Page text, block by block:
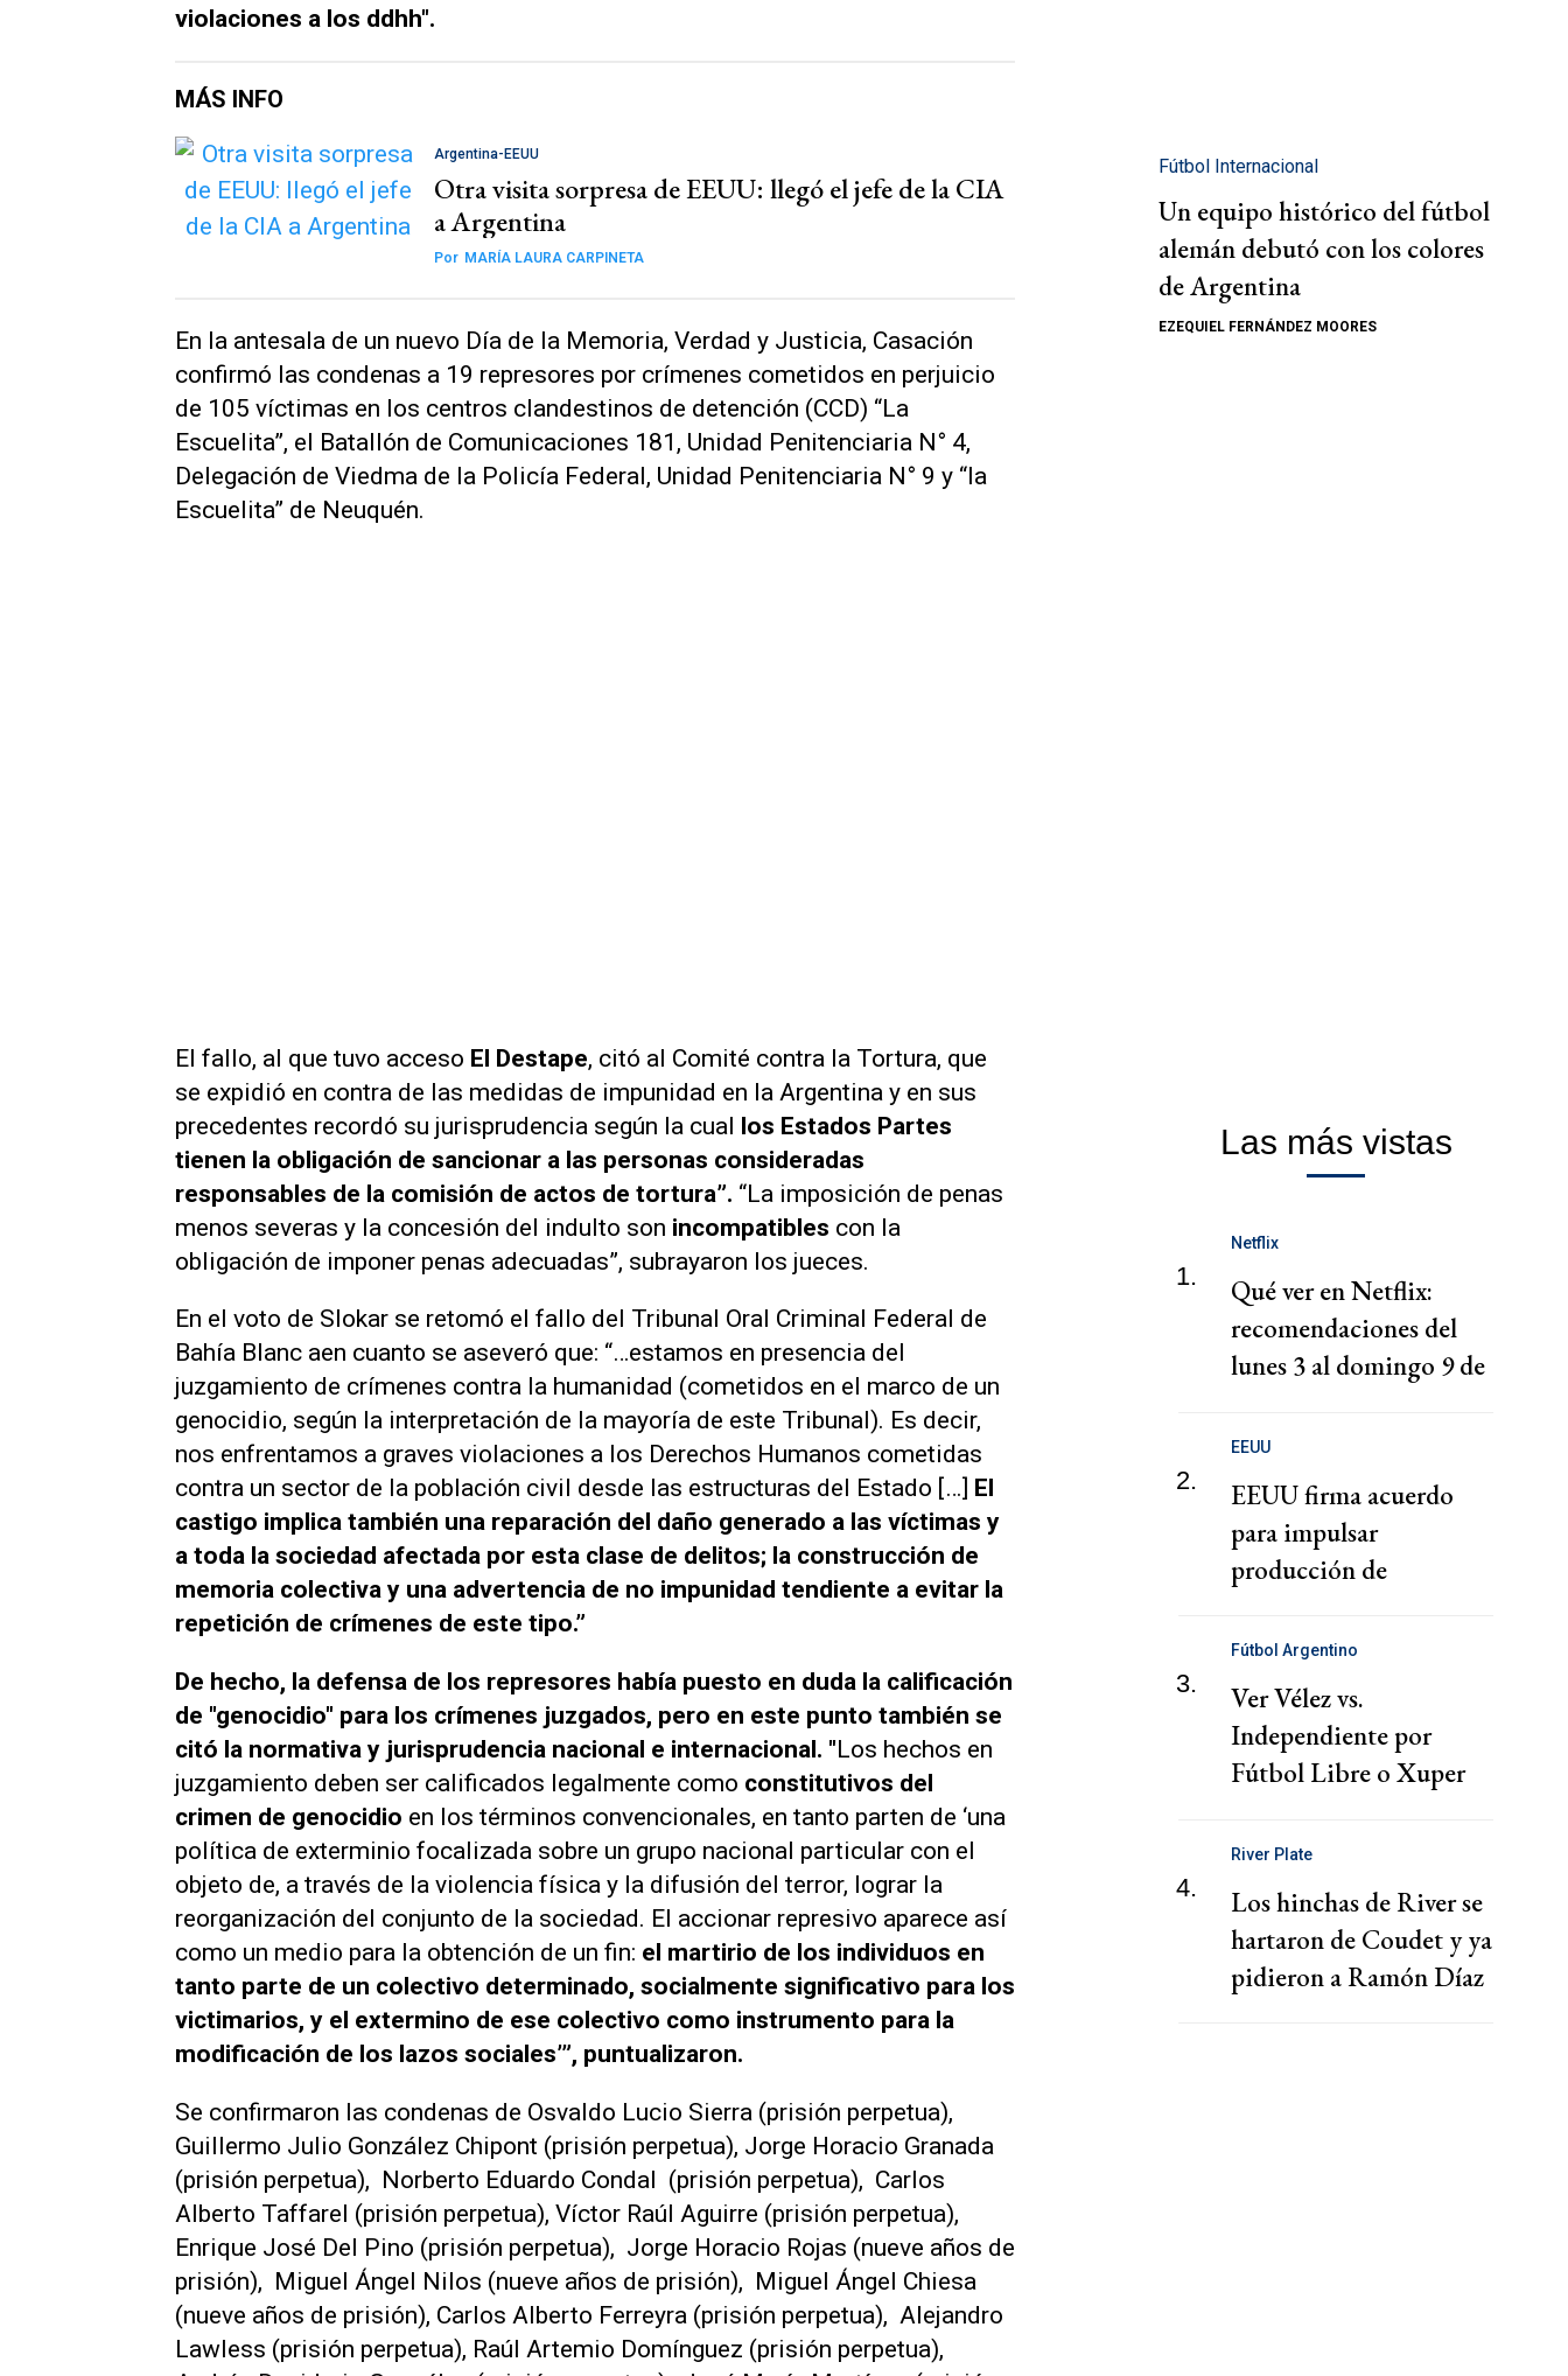
violaciones a los ddhh".
MÁS INFO
Argentina-EEUU
Otra visita sorpresa de EEUU: llegó el jefe de la CIA
a Argentina
Por MARÍA LAURA CARPINETA
En la antesala de un nuevo Día de la Memoria, Verdad y Justicia, Casación
confirmó las condenas a 19 represores por crímenes cometidos en perjuicio
de 105 víctimas en los centros clandestinos de detención (CCD) “La
Escuelita”, el Batallón de Comunicaciones 181, Unidad Penitenciaria N° 4,
Delegación de Viedma de la Policía Federal, Unidad Penitenciaria N° 9 y “la
Escuelita” de Neuquén.
El fallo, al que tuvo acceso El Destape, citó al Comité contra la Tortura, que
se expidió en contra de las medidas de impunidad en la Argentina y en sus
precedentes recordó su jurisprudencia según la cual los Estados Partes
tienen la obligación de sancionar a las personas consideradas
responsables de la comisión de actos de tortura”. “La imposición de penas
menos severas y la concesión del indulto son incompatibles con la
obligación de imponer penas adecuadas”, subrayaron los jueces.
En el voto de Slokar se retomó el fallo del Tribunal Oral Criminal Federal de
Bahía Blanc aen cuanto se aseveró que: “…estamos en presencia del
juzgamiento de crímenes contra la humanidad (cometidos en el marco de un
genocidio, según la interpretación de la mayoría de este Tribunal). Es decir,
nos enfrentamos a graves violaciones a los Derechos Humanos cometidas
contra un sector de la población civil desde las estructuras del Estado […] El
castigo implica también una reparación del daño generado a las víctimas y
a toda la sociedad afectada por esta clase de delitos; la construcción de
memoria colectiva y una advertencia de no impunidad tendiente a evitar la
repetición de crímenes de este tipo.”
De hecho, la defensa de los represores había puesto en duda la calificación
de "genocidio" para los crímenes juzgados, pero en este punto también se
citó la normativa y jurisprudencia nacional e internacional. "Los hechos en
juzgamiento deben ser calificados legalmente como constitutivos del
crimen de genocidio en los términos convencionales, en tanto parten de ‘una
política de exterminio focalizada sobre un grupo nacional particular con el
objeto de, a través de la violencia física y la difusión del terror, lograr la
reorganización del conjunto de la sociedad. El accionar represivo aparece así
como un medio para la obtención de un fin: el martirio de los individuos en
tanto parte de un colectivo determinado, socialmente significativo para los
victimarios, y el extermino de ese colectivo como instrumento para la
modificación de los lazos sociales’”, puntualizaron.
Se confirmaron las condenas de Osvaldo Lucio Sierra (prisión perpetua),
Guillermo Julio González Chipont (prisión perpetua), Jorge Horacio Granada
(prisión perpetua), Norberto Eduardo Condal (prisión perpetua), Carlos
Alberto Taffarel (prisión perpetua), Víctor Raúl Aguirre (prisión perpetua),
Enrique José Del Pino (prisión perpetua), Jorge Horacio Rojas (nueve años de
prisión), Miguel Ángel Nilos (nueve años de prisión), Miguel Ángel Chiesa
(nueve años de prisión), Carlos Alberto Ferreyra (prisión perpetua), Alejandro
Lawless (prisión perpetua), Raúl Artemio Domínguez (prisión perpetua),
Fútbol Internacional
Un equipo histórico del fútbol
alemán debutó con los colores
de Argentina
EZEQUIEL FERNÁNDEZ MOORES
Las más vistas
1.
Netflix
Qué ver en Netflix:
recomendaciones del
lunes 3 al domingo 9 de
2.
EEUU
EEUU firma acuerdo
para impulsar
producción de
sistemas interceptores
Patriot y THAAD
3.
Fútbol Argentino
Ver Vélez vs.
Independiente por
Fútbol Libre o Xuper
4.
River Plate
Los hinchas de River se
hartaron de Coudet y ya
pidieron a Ramón Díaz